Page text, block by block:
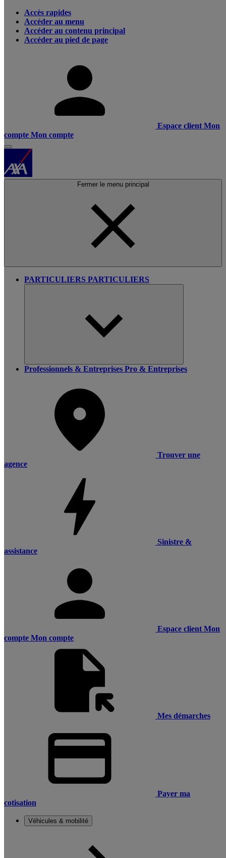
Accès rapides
Accéder au menu
Accéder au contenu principal
Accéder au pied de page
Espace client Mon
compte Mon compte
Fermer le menu principal
PARTICULIERS PARTICULIERS
Professionnels & Entreprises Pro & Entreprises
Trouver une
agence
Sinistre &
assistance
Espace client Mon
compte Mon compte
Mes démarches
Payer ma
cotisation
Véhicules & mobilité